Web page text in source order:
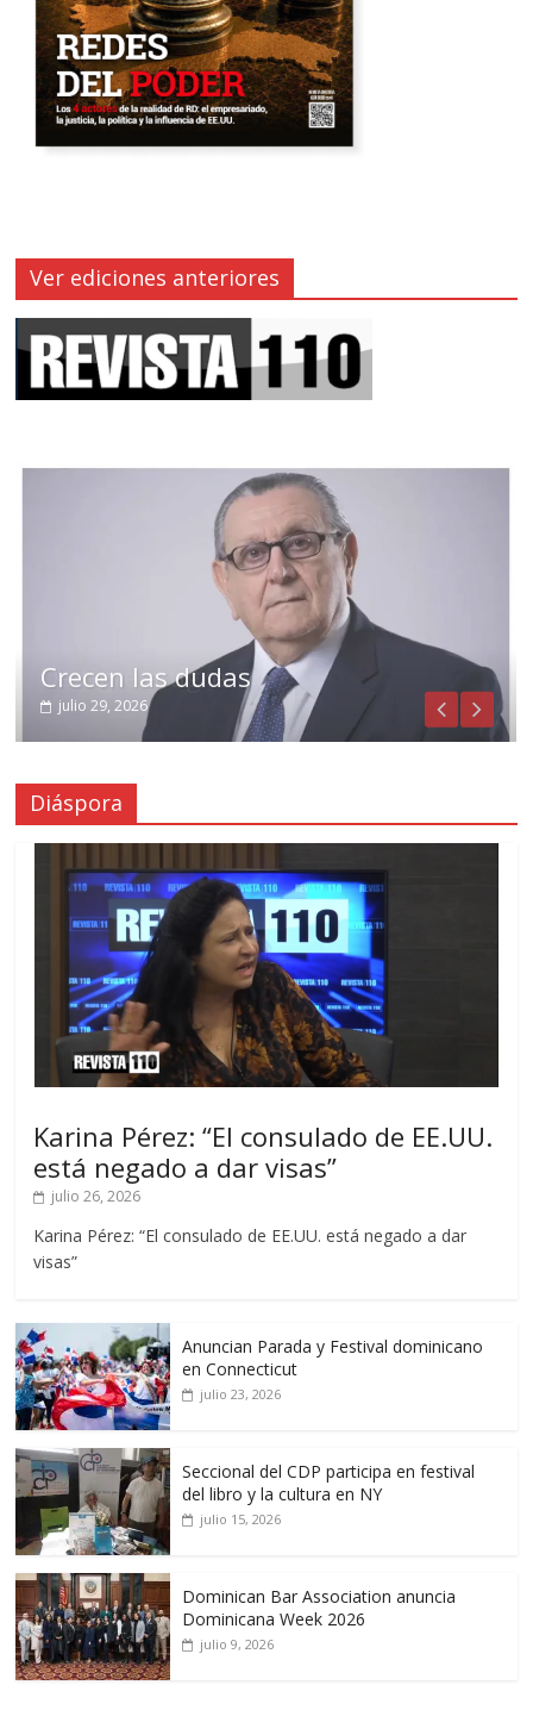
Ver ediciones anteriores
Crecen las dudas
julio 29, 2026
Diáspora
Karina Pérez: “El consulado de EE.UU.
está negado a dar visas”
julio 26, 2026
Karina Pérez: “El consulado de EE.UU. está negado a dar
visas”
Anuncian Parada y Festival dominicano
en Connecticut
julio 23, 2026
Seccional del CDP participa en festival
del libro y la cultura en NY
julio 15, 2026
Dominican Bar Association anuncia
Dominicana Week 2026
julio 9, 2026